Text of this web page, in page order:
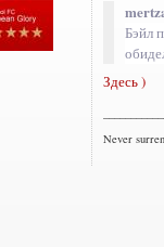
Бэйл
Здесь )
Never